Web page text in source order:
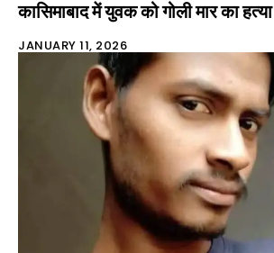
कासिमाबाद में युवक को गोली मार का हत्या
JANUARY 11, 2026